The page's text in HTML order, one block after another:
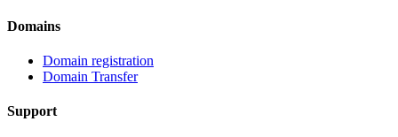
Domains
Domain registration
Domain Transfer
Support